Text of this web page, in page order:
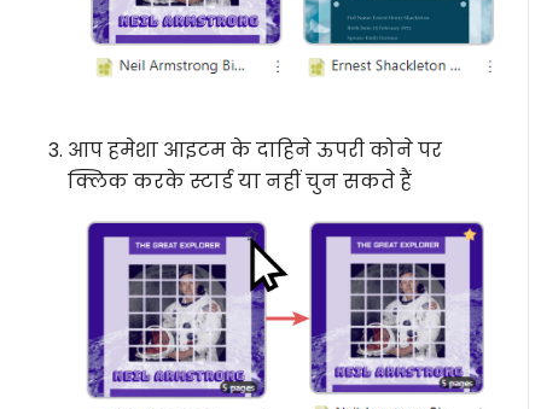
आप हमेशा आइटम के दाहिने ऊपरी कोने पर
क्लिक करके स्टार्ड या नहीं चुन सकते हैं